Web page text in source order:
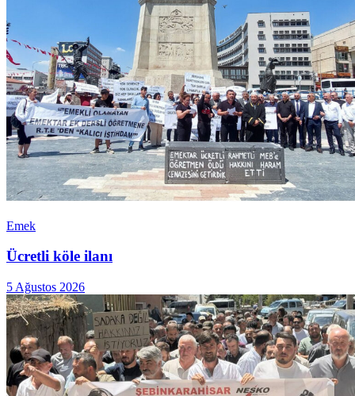
Emek
Ücretli köle ilanı
5 Ağustos 2026